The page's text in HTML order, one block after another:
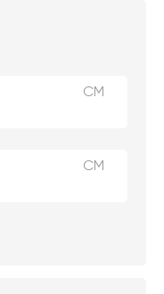
СМ
СМ